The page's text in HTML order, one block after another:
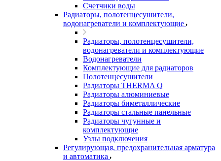
Счетчики воды
Радиаторы, полотенцесушители,
водонагреватели и комплектующие
Радиаторы, полотенцесушители,
водонагреватели и комплектующие
Водонагреватели
Комплектующие для радиаторов
Полотенцесушители
Радиаторы THERMA Q
Радиаторы алюминиевые
Радиаторы биметаллические
Радиаторы стальные панельные
Радиаторы чугунные и
комплектующие
Узлы подключения
Регулирующая, предохранительная арматура
и автоматика